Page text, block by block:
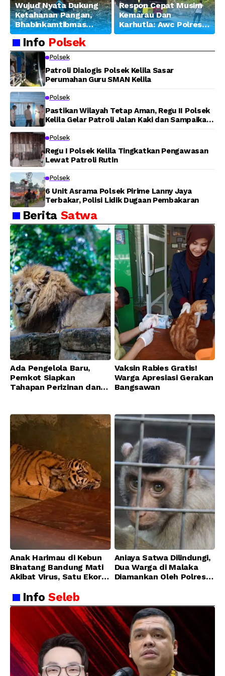
Wujud Nyata Dukung
Ketahanan Pangan,
Bhabinkamtibmas
Banjar Ausoy Turun
Langsung Bantu
Warga Panen Jagung
Respon Cepat Musim
Kemarau Dan
Karhutla: Awc Polres
Teluk Bintuni
Lahan di Jalan Poros
Info Polsek
Polsek
Patroli Dialogis Polsek Kelila Sasar
Perumahan Guru SMAN Kelila
Polsek
Pastikan Wilayah Tetap Aman, Regu II Polsek
Kelila Gelar Patroli Jalan Kaki dan Sampaikan
Polsek
Regu I Polsek Kelila Tingkatkan Pengawasan
Lewat Patroli Rutin
Polsek
6 Unit Asrama Polsek Pirime Lanny Jaya
Terbakar, Polisi Lidik Dugaan Pembakaran
Berita Satwa
Ada Pengelola Baru,
Pemkot Siapkan
Tahapan Perizinan dan
Vaksin Rabies Gratis!
Warga Apresiasi Gerakan
Bangsawan
Anak Harimau di Kebun
Binatang Bandung Mati
Akibat Virus, Satu Ekor
Membaik
Aniaya Satwa Dilindungi,
Dua Warga di Malaka
Diamankan Oleh Polres
InfoSeleb